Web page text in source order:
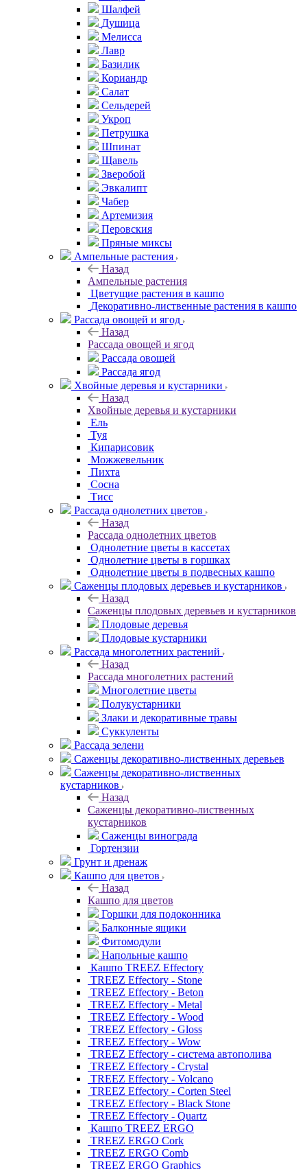
Шалфей
Душица
Мелисса
Лавр
Базилик
Кориандр
Салат
Сельдерей
Укроп
Петрушка
Шпинат
Щавель
Зверобой
Эвкалипт
Чабер
Артемизия
Перовския
Пряные миксы
Ампельные растения
Назад
Ампельные растения
Цветущие растения в кашпо
Декоративно-лиственные растения в кашпо
Рассада овощей и ягод
Назад
Рассада овощей и ягод
Рассада овощей
Рассада ягод
Хвойные деревья и кустарники
Назад
Хвойные деревья и кустарники
Ель
Туя
Кипарисовик
Можжевельник
Пихта
Сосна
Тисc
Рассада однолетних цветов
Назад
Рассада однолетних цветов
Однолетние цветы в кассетах
Однолетние цветы в горшках
Однолетние цветы в подвесных кашпо
Саженцы плодовых деревьев и кустарников
Назад
Саженцы плодовых деревьев и кустарников
Плодовые деревья
Плодовые кустарники
Рассада многолетних растений
Назад
Рассада многолетних растений
Многолетние цветы
Полукустарники
Злаки и декоративные травы
Суккуленты
Рассада зелени
Саженцы декоративно-лиственных деревьев
Саженцы декоративно-лиственных
кустарников
Назад
Саженцы декоративно-лиственных
кустарников
Саженцы винограда
Гортензии
Грунт и дренаж
Кашпо для цветов
Назад
Кашпо для цветов
Горшки для подоконника
Балконные ящики
Фитомодули
Напольные кашпо
Кашпо TREEZ Effectory
TREEZ Effectory - Stone
TREEZ Effectory - Beton
TREEZ Effectory - Metal
TREEZ Effectory - Wood
TREEZ Effectory - Gloss
TREEZ Effectory - Wow
TREEZ Effectory - система автополива
TREEZ Effectory - Crystal
TREEZ Effectory - Volcano
TREEZ Effectory - Corten Steel
TREEZ Effectory - Black Stone
TREEZ Effectory - Quartz
Кашпо TREEZ ERGO
TREEZ ERGO Cork
TREEZ ERGO Comb
TREEZ ERGO Graphics